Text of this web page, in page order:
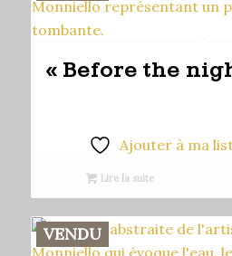
« Before the
Ajouter à ma
Lire la suite
VENDU